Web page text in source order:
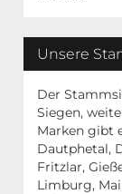
Unsere
Der
Siegen,
Marken gibt
Dautphetal,
Fritzlar,
Limburg,